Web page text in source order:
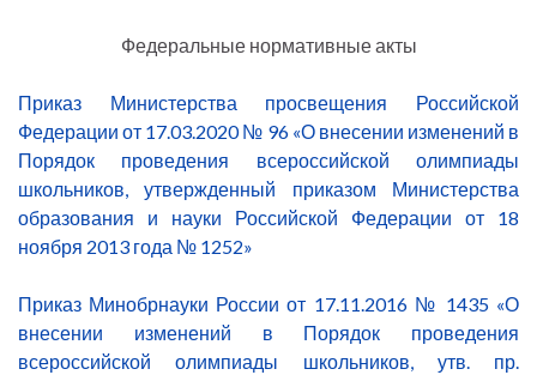
Федеральные нормативные акты
Приказ Министерства просвещения Российской
Федерации от 17.03.2020 № 96 «О внесении изменений в
Порядок проведения всероссийской олимпиады
школьников, утвержденный приказом Министерства
образования и науки Российской Федерации от 18
ноября 2013 года № 1252»
Приказ Минобрнауки России от 17.11.2016 № 1435 «О
внесении изменений в Порядок проведения
всероссийской олимпиады школьников, утв. пр.